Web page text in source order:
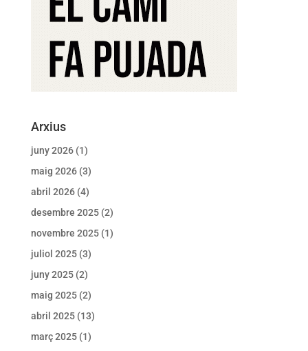
Arxius
juny 2026(1)
maig 2026(3)
abril 2026(4)
desembre 2025(2)
novembre 2025(1)
juliol 2025(3)
juny 2025(2)
maig 2025(2)
abril 2025(13)
març 2025(1)